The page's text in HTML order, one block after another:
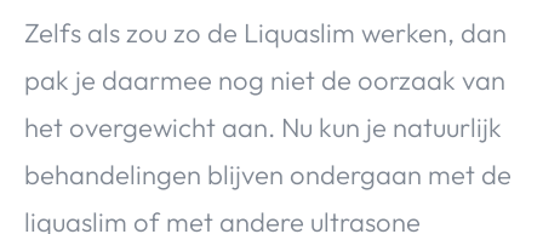
Zelfs als zou zo de Liquaslim werken, dan
pak je daarmee nog niet de oorzaak van
het overgewicht aan. Nu kun je natuurlijk
behandelingen blijven ondergaan met de
liquaslim of met andere ultrasone